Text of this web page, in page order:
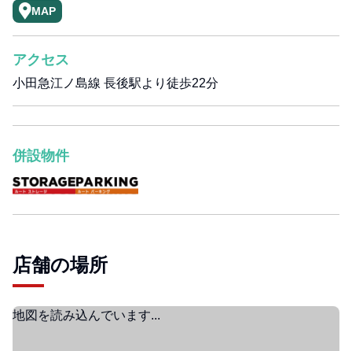
MAP
アクセス
小田急江ノ島線 長後駅より徒歩22分
併設物件
店舗の場所
地図を読み込んでいます...